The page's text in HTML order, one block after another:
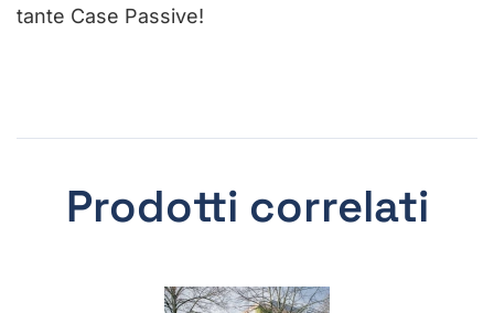
tante Case Passive!
Prodotti correlati